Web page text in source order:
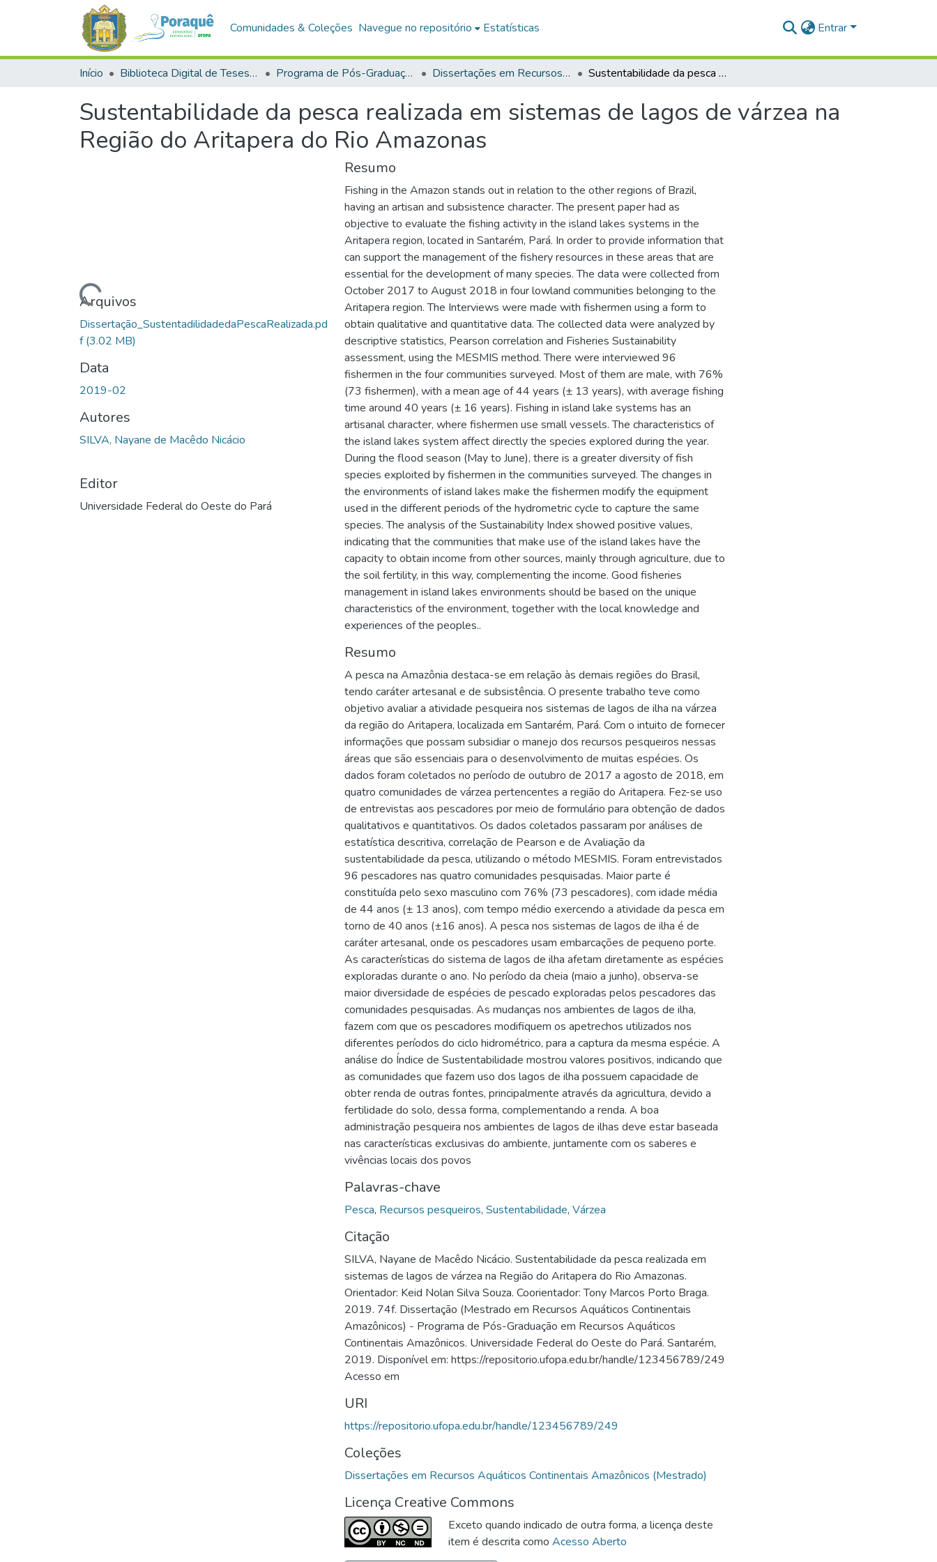
Comunidades & Coleções Navegue no repositório Estatísticas Entrar
Início Biblioteca Digital de Teses e Dissertações (BDTD) Programa de Pós-Graduação em Recursos Aquáticos Continentais Amazônicos (PPGRACAM) Dissertações em Recursos Aquáticos Continentais Amazônicos (Mestrado) Sustentabilidade da pesca realizada em sistemas de lagos de várzea na Região do Aritapera do Rio Amazonas
Sustentabilidade da pesca realizada em sistemas de lagos de várzea na
Região do Aritapera do Rio Amazonas
Carregando...
Arquivos
Dissertação_SustentadilidadedaPescaRealizada.pd
f(3.02 MB)
Data
2019-02
Autores
SILVA, Nayane de Macêdo Nicácio
Editor
Universidade Federal do Oeste do Pará
Resumo
Fishing in the Amazon stands out in relation to the other regions of Brazil,
having an artisan and subsistence character. The present paper had as
objective to evaluate the fishing activity in the island lakes systems in the
Aritapera region, located in Santarém, Pará. In order to provide information that
can support the management of the fishery resources in these areas that are
essential for the development of many species. The data were collected from
October 2017 to August 2018 in four lowland communities belonging to the
Aritapera region. The Interviews were made with fishermen using a form to
obtain qualitative and quantitative data. The collected data were analyzed by
descriptive statistics, Pearson correlation and Fisheries Sustainability
assessment, using the MESMIS method. There were interviewed 96
fishermen in the four communities surveyed. Most of them are male, with 76%
(73 fishermen), with a mean age of 44 years (± 13 years), with average fishing
time around 40 years (± 16 years). Fishing in island lake systems has an
artisanal character, where fishermen use small vessels. The characteristics of
the island lakes system affect directly the species explored during the year.
During the flood season (May to June), there is a greater diversity of fish
species exploited by fishermen in the communities surveyed. The changes in
the environments of island lakes make the fishermen modify the equipment
used in the different periods of the hydrometric cycle to capture the same
species. The analysis of the Sustainability Index showed positive values,
indicating that the communities that make use of the island lakes have the
capacity to obtain income from other sources, mainly through agriculture, due to
the soil fertility, in this way, complementing the income. Good fisheries
management in island lakes environments should be based on the unique
characteristics of the environment, together with the local knowledge and
experiences of the peoples..
Resumo
A pesca na Amazônia destaca-se em relação às demais regiões do Brasil,
tendo caráter artesanal e de subsistência. O presente trabalho teve como
objetivo avaliar a atividade pesqueira nos sistemas de lagos de ilha na várzea
da região do Aritapera, localizada em Santarém, Pará. Com o intuito de fornecer
informações que possam subsidiar o manejo dos recursos pesqueiros nessas
áreas que são essenciais para o desenvolvimento de muitas espécies. Os
dados foram coletados no período de outubro de 2017 a agosto de 2018, em
quatro comunidades de várzea pertencentes a região do Aritapera. Fez-se uso
de entrevistas aos pescadores por meio de formulário para obtenção de dados
qualitativos e quantitativos. Os dados coletados passaram por análises de
estatística descritiva, correlação de Pearson e de Avaliação da
sustentabilidade da pesca, utilizando o método MESMIS. Foram entrevistados
96 pescadores nas quatro comunidades pesquisadas. Maior parte é
constituída pelo sexo masculino com 76% (73 pescadores), com idade média
de 44 anos (± 13 anos), com tempo médio exercendo a atividade da pesca em
torno de 40 anos (±16 anos). A pesca nos sistemas de lagos de ilha é de
caráter artesanal, onde os pescadores usam embarcações de pequeno porte.
As características do sistema de lagos de ilha afetam diretamente as espécies
exploradas durante o ano. No período da cheia (maio a junho), observa-se
maior diversidade de espécies de pescado exploradas pelos pescadores das
comunidades pesquisadas. As mudanças nos ambientes de lagos de ilha,
fazem com que os pescadores modifiquem os apetrechos utilizados nos
diferentes períodos do ciclo hidrométrico, para a captura da mesma espécie. A
análise do Índice de Sustentabilidade mostrou valores positivos, indicando que
as comunidades que fazem uso dos lagos de ilha possuem capacidade de
obter renda de outras fontes, principalmente através da agricultura, devido a
fertilidade do solo, dessa forma, complementando a renda. A boa
administração pesqueira nos ambientes de lagos de ilhas deve estar baseada
nas características exclusivas do ambiente, juntamente com os saberes e
vivências locais dos povos
Palavras-chave
Pesca, Recursos pesqueiros, Sustentabilidade, Várzea
Citação
SILVA, Nayane de Macêdo Nicácio. Sustentabilidade da pesca realizada em
sistemas de lagos de várzea na Região do Aritapera do Rio Amazonas.
Orientador: Keid Nolan Silva Souza. Coorientador: Tony Marcos Porto Braga.
2019. 74f. Dissertação (Mestrado em Recursos Aquáticos Continentais
Amazônicos) - Programa de Pós-Graduação em Recursos Aquáticos
Continentais Amazônicos. Universidade Federal do Oeste do Pará. Santarém,
2019. Disponível em: https://repositorio.ufopa.edu.br/handle/123456789/249
Acesso em
URI
https://repositorio.ufopa.edu.br/handle/123456789/249
Coleções
Dissertações em Recursos Aquáticos Continentais Amazônicos (Mestrado)
Licença Creative Commons
Exceto quando indicado de outra forma, a licença deste
item é descrita como Acesso Aberto